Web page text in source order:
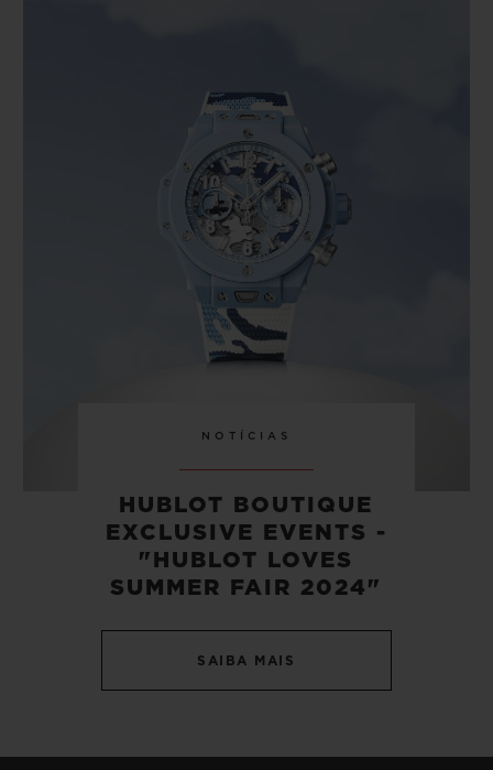
NOTÍCIAS
HUBLOT BOUTIQUE
EXCLUSIVE EVENTS -
"HUBLOT LOVES
SUMMER FAIR 2024"
SAIBA MAIS